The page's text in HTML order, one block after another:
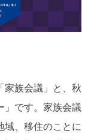
家族会議」と、秋
」です。家族会議
域、移住のことに